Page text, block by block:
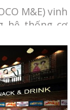
M&E) vinh
hệ thống cơ
Địa điểm:
Quận 1, TP.